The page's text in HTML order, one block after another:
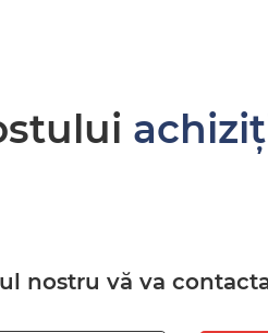
nostru vă va